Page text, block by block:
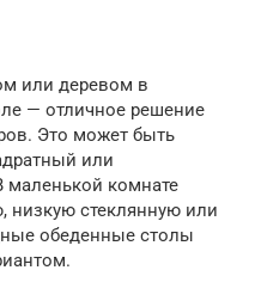
или деревом в
— отличное решение
Это может быть
или
комнате
низкую стеклянную или
обеденные столы